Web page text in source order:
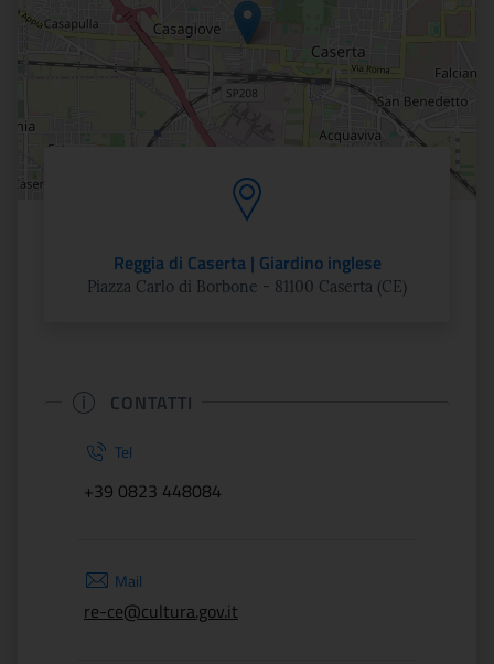
Reggia di Caserta | Giardino inglese
Piazza Carlo di Borbone - 81100 Caserta (CE)
CONTATTI
Tel
+39 0823 448084
Mail
re-ce@cultura.gov.it